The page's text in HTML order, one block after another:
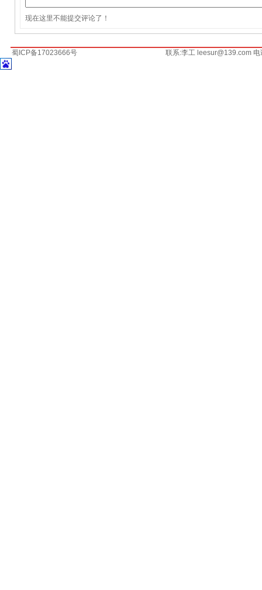
现在这里不能提交评论了！
蜀ICP备17023666号 联系:李工 leesur@139.com